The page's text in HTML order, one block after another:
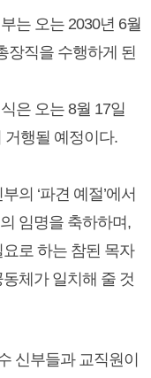
는 오는 2030년 6월
장직을 수행하게 된
은 오는 8월 17일
거행될 예정이다.
의 ‘파견 예절’에서
임명을 축하하며,
로 하는 참된 목자
체가 일치해 줄 것
신부들과 교직원이